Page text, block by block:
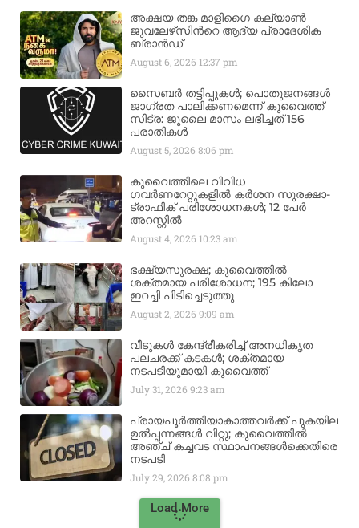
അക്ഷയ തങ്ക മാളിഗൈ കല്യാണ്‍
ജുവലേഴ്‌സിന്‍റെ ആദ്യ പ്രാദേശിക
ബ്രാന്‍ഡ്
August 6, 2026 12:37 pm
സൈബർ തട്ടിപ്പുകൾ; പൊതുജനങ്ങൾ
ജാഗ്രത പാലിക്കണമെന്ന് കുവൈത്ത്
സിട്ര: ജൂലൈ മാസം ലഭിച്ചത് 156
പരാതികൾ
August 5, 20268:06 pm
കുവൈത്തിലെ വിവിധ
ഗവർണറേറ്റുകളിൽ കർശന സുരക്ഷാ-
ട്രാഫിക് പരിശോധനകൾ; 12 പേർ
അറസ്റ്റിൽ
August 4, 2026 10:23 am
ഭക്ഷ്യസുരക്ഷ; കുവൈത്തിൽ
ശക്തമായ പരിശോധന; 195 കിലോ
ഇറച്ചി പിടിച്ചെടുത്തു
August 2, 20269:09 am
വീടുകൾ കേന്ദ്രീകരിച്ച് അനധികൃത
പലചരക്ക് കടകൾ; ശക്തമായ
നടപടിയുമായി കുവൈത്ത്
July 31, 20269:23 am
പ്രായപൂർത്തിയാകാത്തവർക്ക് പുകയില
ഉൽപ്പന്നങ്ങൾ വിറ്റു; കുവൈത്തിൽ
അഞ്ച് കച്ചവട സ്ഥാപനങ്ങൾക്കെതിരെ
നടപടി
July 29, 20268:08 pm
Load More